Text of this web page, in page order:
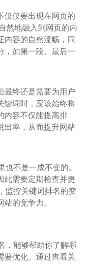
仅仅要出现在网页的
然地融入到网页的内
内容的自然流畅，同
，如第一段、最后一
最终还是需要为用户
键词时，应该始终将
内容不仅能提高排
出率，从而提升网站
不是一成不变的。
此需要定期检查并更
监控关键词排名的变
的竞争力。
，能够帮助你了解哪
要优化。通过查看关